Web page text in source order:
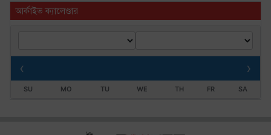
আর্কাইভ ক্যালেণ্ডার
‹ ›
SU MO TU WE TH FR SA